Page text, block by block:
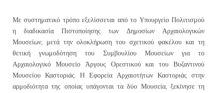
Με συστηματικό τρόπο εξελίσσεται από το Υπουργείο Πολιτισμού
η διαδικασία Πιστοποίησης των Δημοσίων Αρχαιολογικών
Μουσείων, μετά την ολοκλήρωση του σχετικού φακέλου και τη
θετική γνωμοδότηση του Συμβουλίου Μουσείων για το
Αρχαιολογικό Μουσείο Άργους Ορεστικού και του Βυζαντινού
Μουσείου Καστοριάς. Η Εφορεία Αρχαιοτήτων Καστοριάς στην
αρμοδιότητα της οποίας υπάγονται τα δύο Μουσεία, ξεκίνησε τη